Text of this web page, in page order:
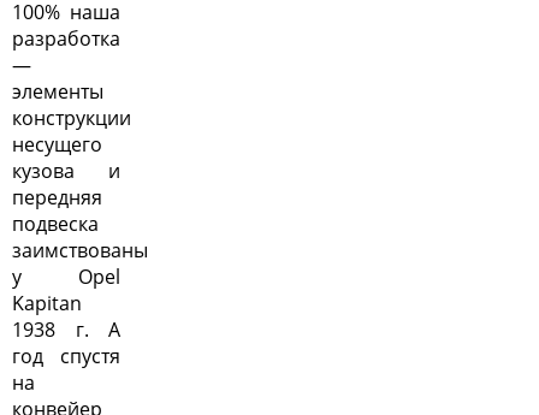
100% наша
разработка
—
элементы
конструкции
несущего
кузова и
передняя
подвеска
заимствованы
у Opel
Kapitan
1938 г. А
год спустя
на
конвейер